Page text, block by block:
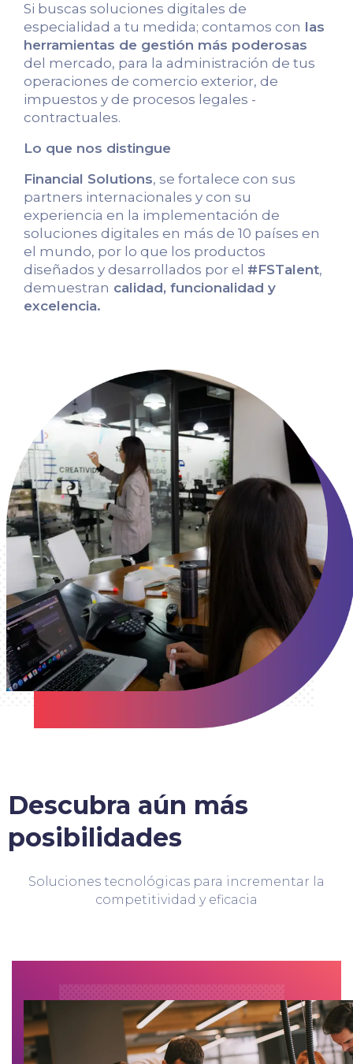
Si buscas soluciones digitales de
especialidad a tu medida; contamos con las
herramientas de gestión más poderosas
del mercado, para la administración de tus
operaciones de comercio exterior, de
impuestos y de procesos legales -
contractuales.
Lo que nos distingue
Financial Solutions, se fortalece con sus
partners internacionales y con su
experiencia en la implementación de
soluciones digitales en más de 10 países en
el mundo, por lo que los productos
diseñados y desarrollados por el #FSTalent,
demuestran calidad, funcionalidad y
excelencia.
Descubra aún más
posibilidades
Soluciones tecnológicas para incrementar la
competitividad y eficacia